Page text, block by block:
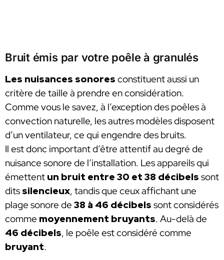
Bruit émis par votre poêle à granulés
Les nuisances sonores constituent aussi un
critère de taille à prendre en considération.
Comme vous le savez, à l’exception des poêles à
convection naturelle, les autres modèles disposent
d’un ventilateur, ce qui engendre des bruits.
Il est donc important d’être attentif au degré de
nuisance sonore de l’installation. Les appareils qui
émettent un bruit entre 30 et 38 décibels sont
dits silencieux, tandis que ceux affichant une
plage sonore de 38 à 46 décibels sont considérés
comme moyennement bruyants. Au-delà de
46 décibels, le poêle est considéré comme
bruyant.